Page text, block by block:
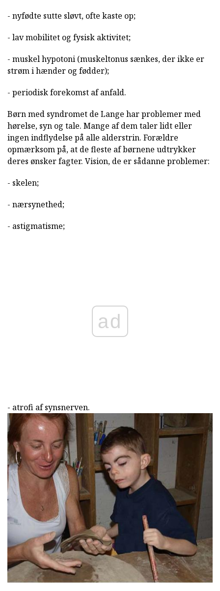
- nyfødte sutte sløvt, ofte kaste op;
- lav mobilitet og fysisk aktivitet;
- muskel hypotoni (muskeltonus sænkes, der ikke er
strøm i hænder og fødder);
- periodisk forekomst af anfald.
Børn med syndromet de Lange har problemer med
hørelse, syn og tale. Mange af dem taler lidt eller
ingen indflydelse på alle alderstrin. Forældre
opmærksom på, at de fleste af børnene udtrykker
deres ønsker fagter. Vision, de er sådanne problemer:
- skelen;
- nærsynethed;
- astigmatisme;
ad
- atrofi af synsnerven.